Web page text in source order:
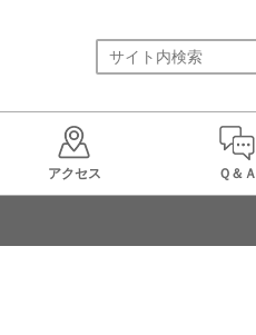
アクセス Ｑ＆Ａ